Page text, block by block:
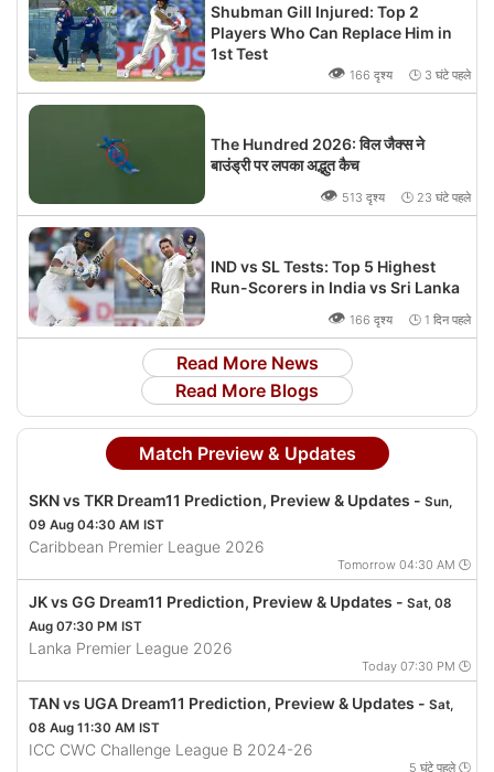
Shubman Gill Injured: Top 2
Players Who Can Replace Him in
1st Test
👁 166 दृश्य 🕒 3 घंटे पहले
The Hundred 2026: विल जैक्स ने
बाउंड्री पर लपका अद्भुत कैच
👁 513 दृश्य 🕒 23 घंटे पहले
IND vs SL Tests: Top 5 Highest
Run-Scorers in India vs Sri Lanka
👁 166 दृश्य 🕒 1 दिन पहले
Read More News
Read More Blogs
Match Preview & Updates
SKN vs TKR Dream11 Prediction, Preview & Updates - Sun,
09 Aug 04:30 AM IST
Caribbean Premier League 2026
Tomorrow 04:30 AM 🕒
JK vs GG Dream11 Prediction, Preview & Updates - Sat, 08
Aug 07:30 PM IST
Lanka Premier League 2026
Today 07:30 PM 🕒
TAN vs UGA Dream11 Prediction, Preview & Updates - Sat,
08 Aug 11:30 AM IST
ICC CWC Challenge League B 2024-26
5 घंटे पहले 🕒